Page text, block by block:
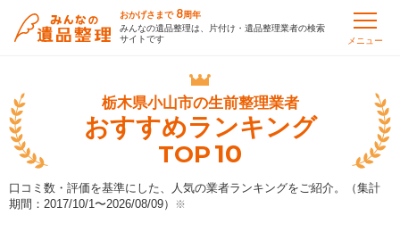
おかげさまで 8周年
みんなの遺品整理は、片付け・遺品整理業者の検索
サイトです
メニュー
栃木県小山市の生前整理業者
おすすめランキング
TOP10
口コミ数・評価を基準にした、人気の業者ランキングをご紹介。（集計
期間：2017/10/1〜2026/08/09） ※